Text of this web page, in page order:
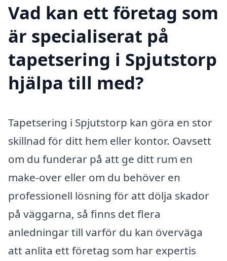
Vad kan ett företag som
är specialiserat på
tapetsering i Spjutstorp
hjälpa till med?
Tapetsering i Spjutstorp kan göra en stor
skillnad för ditt hem eller kontor. Oavsett
om du funderar på att ge ditt rum en
make-over eller om du behöver en
professionell lösning för att dölja skador
på väggarna, så finns det flera
anledningar till varför du kan överväga
att anlita ett företag som har expertis